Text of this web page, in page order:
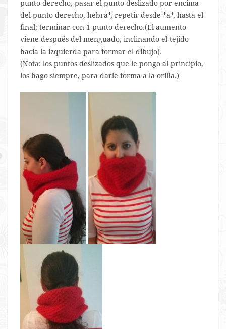
punto derecho, pasar el punto deslizado por encima
del punto derecho, hebra*, repetir desde *a*, hasta el
final; terminar con 1 punto derecho.(El aumento
viene después del menguado, inclinando el tejido
hacia la izquierda para formar el dibujo).
(Nota: los puntos deslizados que le pongo al principio,
los hago siempre, para darle forma a la orilla.)